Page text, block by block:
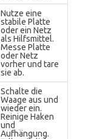
Nutze eine
stabile Platte
oder ein Netz
als Hilfsmittel.
Messe Platte
oder Netz
vorher und tare
sie ab.
Schalte die
Waage aus und
wieder ein.
Reinige Haken
und
Aufhängung.